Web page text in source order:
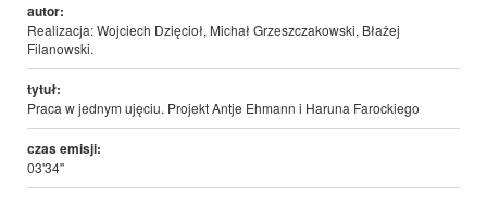
autor:
Realizacja: Wojciech Dzięcioł, Michał Grzeszczakowski, Błażej
Filanowski.
tytuł:
Praca w jednym ujęciu. Projekt Antje Ehmann i Haruna Farockiego
czas emisji:
03'34''